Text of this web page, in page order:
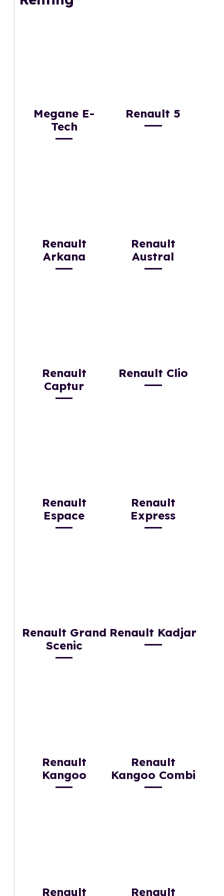
Megane E-
Tech
Renault 5
Renault
Arkana
Renault
Austral
Renault
Captur
Renault Clio
Renault
Espace
Renault
Express
Renault Grand
Scenic
Renault Kadjar
Renault
Kangoo
Renault
Kangoo Combi
Renault Renault